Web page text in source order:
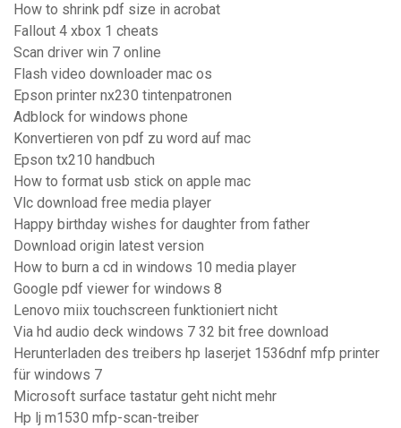
How to shrink pdf size in acrobat
Fallout 4 xbox 1 cheats
Scan driver win 7 online
Flash video downloader mac os
Epson printer nx230 tintenpatronen
Adblock for windows phone
Konvertieren von pdf zu word auf mac
Epson tx210 handbuch
How to format usb stick on apple mac
Vlc download free media player
Happy birthday wishes for daughter from father
Download origin latest version
How to burn a cd in windows 10 media player
Google pdf viewer for windows 8
Lenovo miix touchscreen funktioniert nicht
Via hd audio deck windows 7 32 bit free download
Herunterladen des treibers hp laserjet 1536dnf mfp printer
für windows 7
Microsoft surface tastatur geht nicht mehr
Hp lj m1530 mfp-scan-treiber